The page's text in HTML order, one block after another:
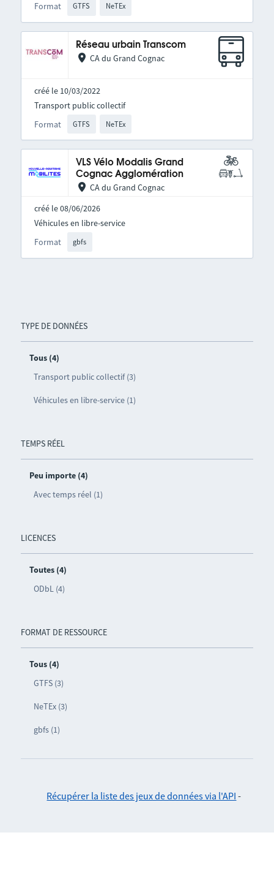
TYPE DE DONNÉES
Tous (4)
Transport public collectif (3)
Véhicules en libre-service (1)
TEMPS RÉEL
Peu importe (4)
Avec temps réel (1)
LICENCES
Toutes (4)
ODbL (4)
FORMAT DE RESSOURCE
Tous (4)
GTFS (3)
NeTEx (3)
gbfs (1)
Format GTFS NeTEx
Réseau urbain Transcom
CA du Grand Cognac
créé le 10/03/2022
Format GTFS NeTEx
Transport public collectif
VLS Vélo Modalis Grand
Cognac Agglomération
CA du Grand Cognac
créé le 08/06/2026
Format gbfs
Véhicules en libre-service
Récupérer la liste des jeux de données via l'API -